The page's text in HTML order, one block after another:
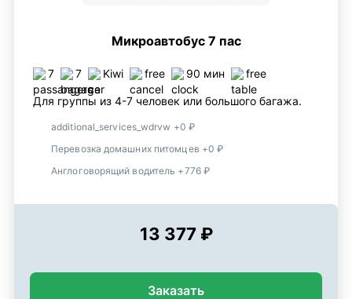
Микроавтобус 7 пас
7 7 Kiwi free 90 мин free
Для группы из 4-7 человек или большого багажа.
additional_services_wdrvw +0 ₽
Перевозка домашних питомцев +0 ₽
Англоговорящий водитель +776 ₽
13 377 ₽
Заказать